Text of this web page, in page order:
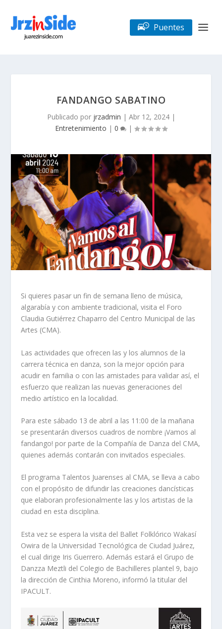
Puentes
FANDANGO SABATINO
Publicado por jrzadmin | Abr 12, 2024|
Entretenimiento | 0 |
Si quieres pasar un fin de semana lleno de música,
algarabía y con ambiente tradicional, visita el Foro
Claudia Gutiérrez Chaparro del Centro Municipal de las
Artes (CMA).
Las actividades que ofrecen las y los alumnos de la
carrera técnica en danza, son la mejor opción para
acudir en familia o con las amistades para validar así, el
esfuerzo que realizan las nuevas generaciones del
medio artístico en la localidad.
Para este sábado 13 de abril a las 11:00 de la mañana
se presentarán diversos cuadros de nombre ¡Vamos al
fandango! por parte de la Compañía de Danza del CMA,
quienes además contarán con invitados especiales.
El programa Talentos Juarenses al CMA, se lleva a cabo
con el propósito de difundir las creaciones dancísticas
que elaboran profesionalmente las y los artistas de la
ciudad en esta disciplina.
Esta vez se espera la visita del Ballet Folklórico Wakasí
Owira de la Universidad Tecnológica de Ciudad Juárez,
el cual dirige Iris Guerrero. Además estará el Grupo de
Danzza Meztli del Colegio de Bachilleres plantel 9, bajo
la dirección de Cinthia Moreno, informó la titular del
IPACULT.